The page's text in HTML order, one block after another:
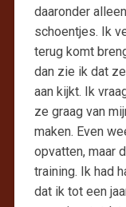
daaronder
schoentjes. Ik
terug komt
dan zie ik dat
aan kijkt. Ik
ze graag van
maken. Even
opvatten, maar
training. Ik had
dat ik tot een